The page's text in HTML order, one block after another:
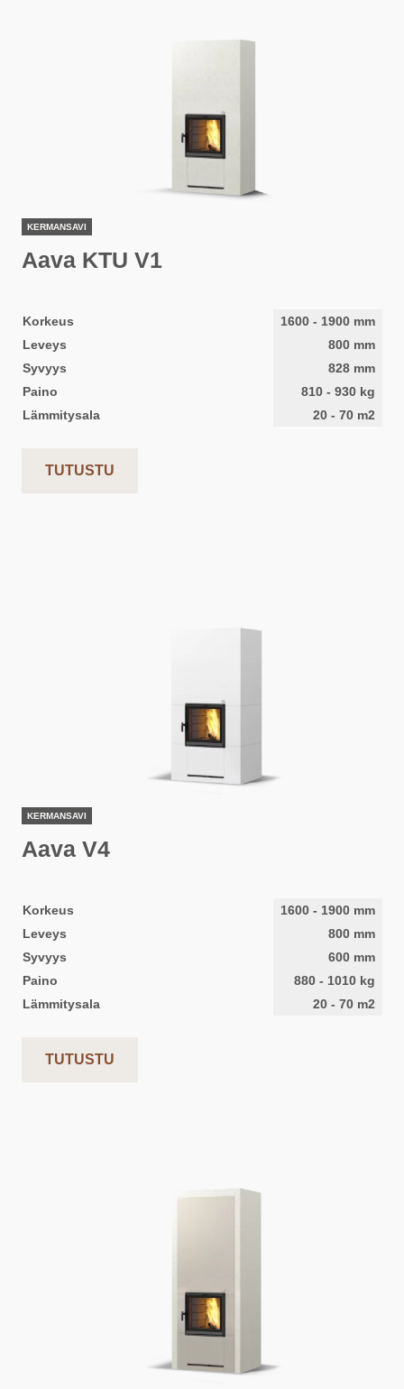
KERMANSAVI
Aava KTU V1
Korkeus 1600 - 1900 mm
Leveys
800 mm
Syvyys
828 mm
Paino
810 - 930 kg
Lämmitysala
20 - 70 m2
TUTUSTU
KERMANSAVI
Aava V4
Korkeus 1600 - 1900 mm
Leveys
800 mm
Syvyys
600 mm
Paino
880 - 1010 kg
Lämmitysala
20 - 70 m2
TUTUSTU